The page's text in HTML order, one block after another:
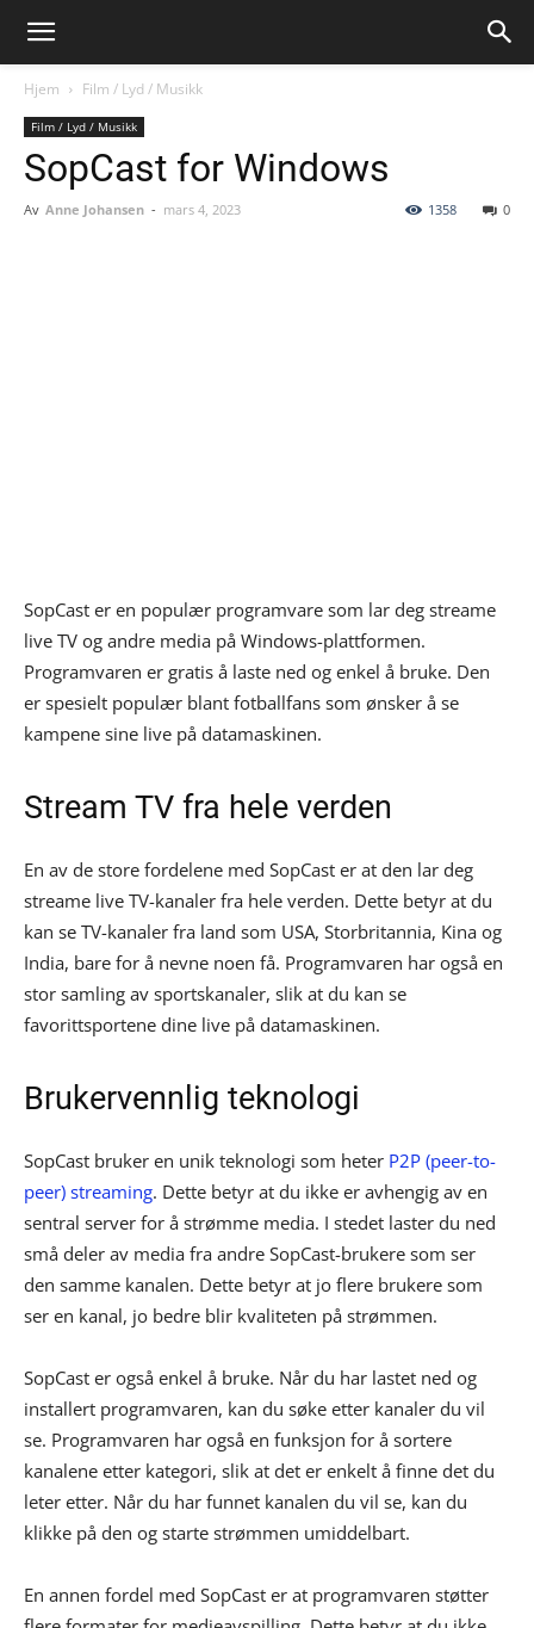
Hjem Film / Lyd / Musikk
Film / Lyd / Musikk
SopCast for Windows
Av Anne Johansen - mars 4, 2023 0
1358
SopCast er en populær programvare som lar deg streame
live TV og andre media på Windows-plattformen.
Programvaren er gratis å laste ned og enkel å bruke. Den
er spesielt populær blant fotballfans som ønsker å se
kampene sine live på datamaskinen.
Stream TV fra hele verden
En av de store fordelene med SopCast er at den lar deg
streame live TV-kanaler fra hele verden. Dette betyr at du
kan se TV-kanaler fra land som USA, Storbritannia, Kina og
India, bare for å nevne noen få. Programvaren har også en
stor samling av sportskanaler, slik at du kan se
favorittsportene dine live på datamaskinen.
Brukervennlig teknologi
SopCast bruker en unik teknologi som heter P2P (peer-to-
peer) streaming. Dette betyr at du ikke er avhengig av en
sentral server for å strømme media. I stedet laster du ned
små deler av media fra andre SopCast-brukere som ser
den samme kanalen. Dette betyr at jo flere brukere som
ser en kanal, jo bedre blir kvaliteten på strømmen.
SopCast er også enkel å bruke. Når du har lastet ned og
installert programvaren, kan du søke etter kanaler du vil
se. Programvaren har også en funksjon for å sortere
kanalene etter kategori, slik at det er enkelt å finne det du
leter etter. Når du har funnet kanalen du vil se, kan du
klikke på den og starte strømmen umiddelbart.
En annen fordel med SopCast er at programvaren støtter